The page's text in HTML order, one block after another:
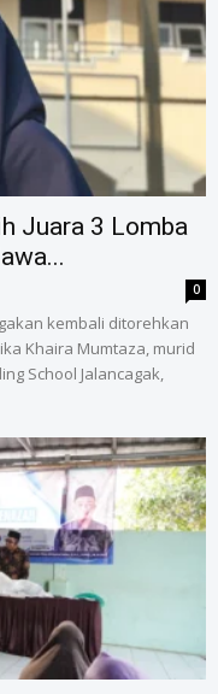
Juara 3 Lomba
0
kembali ditorehkan
Khaira Mumtaza, murid
School Jalancagak,